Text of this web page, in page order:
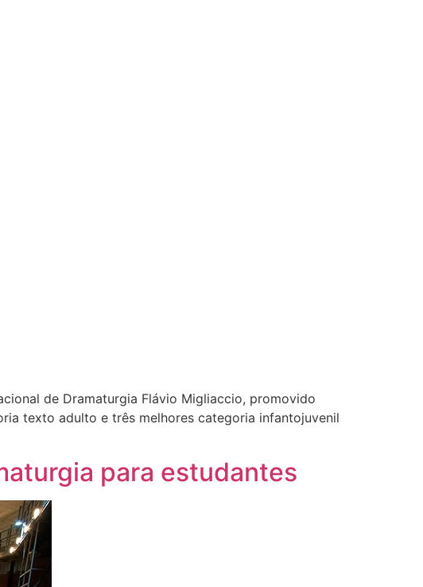
de Dramaturgia Flávio Migliaccio, promovido
texto adulto e três melhores categoria infantojuvenil
para estudantes